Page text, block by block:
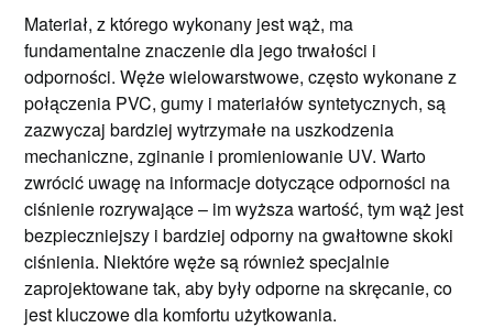
Materiał, z którego wykonany jest wąż, ma
fundamentalne znaczenie dla jego trwałości i
odporności. Węże wielowarstwowe, często wykonane z
połączenia PVC, gumy i materiałów syntetycznych, są
zazwyczaj bardziej wytrzymałe na uszkodzenia
mechaniczne, zginanie i promieniowanie UV. Warto
zwrócić uwagę na informacje dotyczące odporności na
ciśnienie rozrywające – im wyższa wartość, tym wąż jest
bezpieczniejszy i bardziej odporny na gwałtowne skoki
ciśnienia. Niektóre węże są również specjalnie
zaprojektowane tak, aby były odporne na skręcanie, co
jest kluczowe dla komfortu użytkowania.